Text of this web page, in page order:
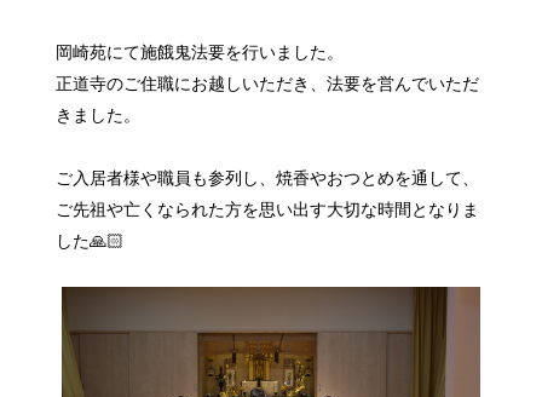
岡崎苑にて施餓鬼法要を行いました。
正道寺のご住職にお越しいただき、法要を営んでいただ
きました。
ご入居者様や職員も参列し、焼香やおつとめを通して、
ご先祖や亡くなられた方を思い出す大切な時間となりま
した🙏🏻